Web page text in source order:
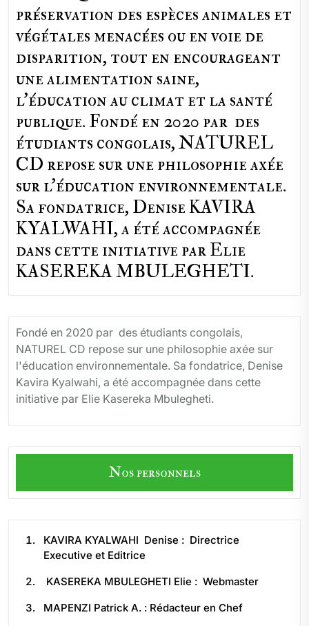
préservation des espèces animales et
végétales menacées ou en voie de
disparition, tout en encourageant
une alimentation saine,
l'éducation au climat et la santé
publique. Fondé en 2020 par des
étudiants congolais, NATUREL
CD repose sur une philosophie axée
sur l'éducation environnementale.
Sa fondatrice, Denise KAVIRA
KYALWAHI, a été accompagnée
dans cette initiative par Elie
KASEREKA MBULEGHETI.
Fondé en 2020 par des étudiants congolais,
NATUREL CD repose sur une philosophie axée sur
l'éducation environnementale. Sa fondatrice, Denise
Kavira Kyalwahi, a été accompagnée dans cette
initiative par Elie Kasereka Mbulegheti.
Nos personnels
KAVIRA KYALWAHI Denise : Directrice
Executive et Editrice
KASEREKA MBULEGHETI Elie : Webmaster
MAPENZI Patrick A. : Rédacteur en Chef